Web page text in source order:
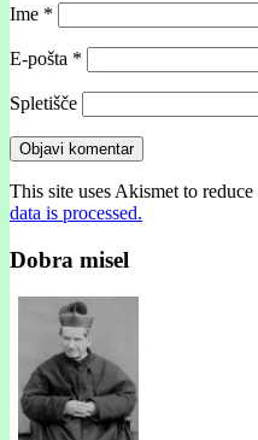
Ime *
E-pošta *
Spletišče
This site uses Akismet to reduce
data is processed.
Dobra misel